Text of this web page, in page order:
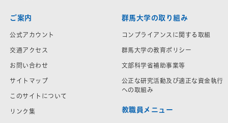
ご案内
公式アカウント
交通アクセス
お問い合わせ
サイトマップ
このサイトについて
リンク集
群馬大学の取り組み
コンプライアンスに関する取組
群馬大学の教育ポリシー
文部科学省補助事業等
公正な研究活動及び適正な資金執行
への取組み
教職員メニュー